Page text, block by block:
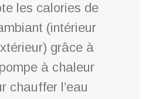
les calories de
(intérieur
grâce à
à chaleur
chauffer l’eau